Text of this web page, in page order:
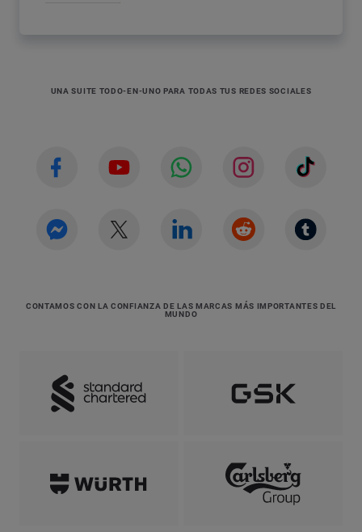
UNA SUITE TODO-EN-UNO PARA TODAS TUS REDES SOCIALES
CONTAMOS CON LA CONFIANZA DE LAS MARCAS MÁS IMPORTANTES DEL
MUNDO